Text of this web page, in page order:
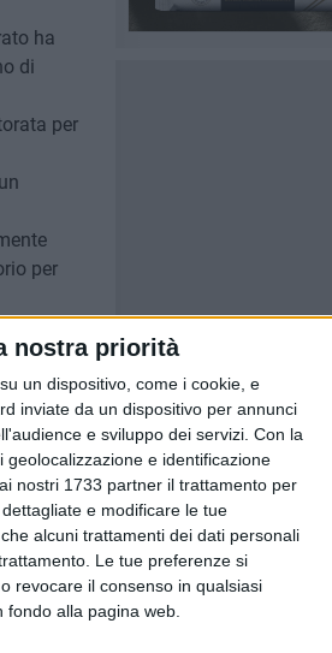
nostra priorità
un dispositivo, come i cookie, e
inviate da un dispositivo per annunci
e sviluppo dei servizi. Con la
e identificazione
nostri 1733 partner il trattamento per
e modificare le tue
alcuni trattamenti dei dati personali
Le tue preferenze si
revocare il consenso in qualsiasi
alla pagina web.
ha
di
per
per
aree
alla
Pia:
agenti in